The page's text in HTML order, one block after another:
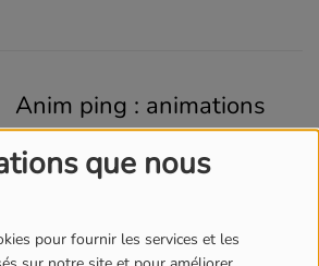
que nous
pour fournir les services et les
Anim ping : animations
tennis de table
les vendredis chez